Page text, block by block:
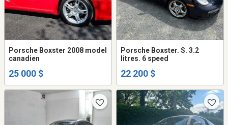
Porsche Boxster 2008 model
canadien
25 000 $
Porsche Boxster. S. 3.2
litres. 6 speed
22 200 $